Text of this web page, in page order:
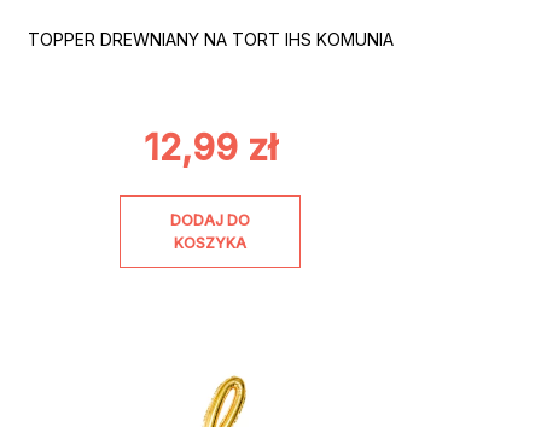
TOPPER DREWNIANY NA TORT IHS KOMUNIA
12,99 zł
DODAJ DO
KOSZYKA